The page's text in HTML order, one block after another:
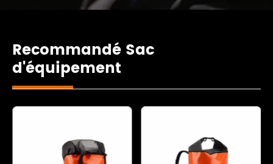
Recommandé Sac
d'équipement